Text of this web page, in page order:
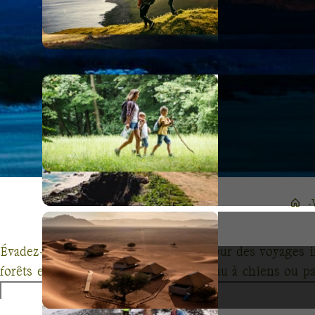
Évadez-vous avec Terres d'Aventure pour des
forêts enneigées du Québec en traîneau à chiens ou
mêlant randonnée, découverte culturelle et rencontres
un dépaysement total mais également une approche